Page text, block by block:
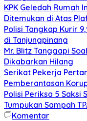
KPK Geledah Rumah
Ditemukan di Atas
Polisi Tangkap Kurir
di Tanjungpinang
Mr. Blitz Tanggapi
Dikabarkan Hilang
Serikat Pekerja
Pemberantasan
Polisi Periksa 5 Saksi
Tumpukan Sampah
Komentar